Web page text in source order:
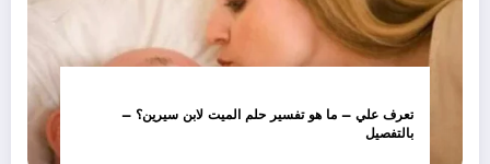
تعرف علي – ما هو تفسير حلم الميت لابن سيرين؟ –
بالتفصيل